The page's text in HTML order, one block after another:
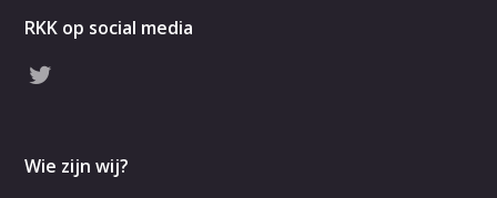
RKK op social media
Wie zijn wij?